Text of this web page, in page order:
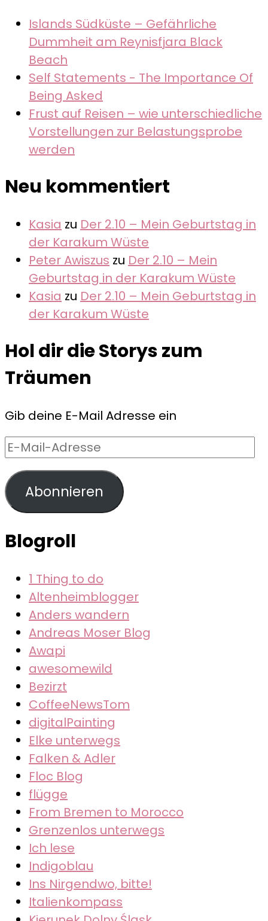
Islands Südküste – Gefährliche
Dummheit am Reynisfjara Black
Beach
Self Statements - The Importance Of
Being Asked
Frust auf Reisen – wie unterschiedliche
Vorstellungen zur Belastungsprobe
werden
Neu kommentiert
Kasia zu Der 2.10 – Mein Geburtstag in
der Karakum Wüste
Peter Awiszus zu Der 2.10 – Mein
Geburtstag in der Karakum Wüste
Kasia zu Der 2.10 – Mein Geburtstag in
der Karakum Wüste
Hol dir die Storys zum
Träumen
Gib deine E-Mail Adresse ein
E-
Mail-
Adresse
Abonnieren
Blogroll
1 Thing to do
Altenheimblogger
Anders wandern
Andreas Moser Blog
Awapi
awesomewild
Bezirzt
CoffeeNewsTom
digitalPainting
Elke unterwegs
Falken & Adler
Floc Blog
flügge
From Bremen to Morocco
Grenzenlos unterwegs
Ich lese
Indigoblau
Ins Nirgendwo, bitte!
Italienkompass